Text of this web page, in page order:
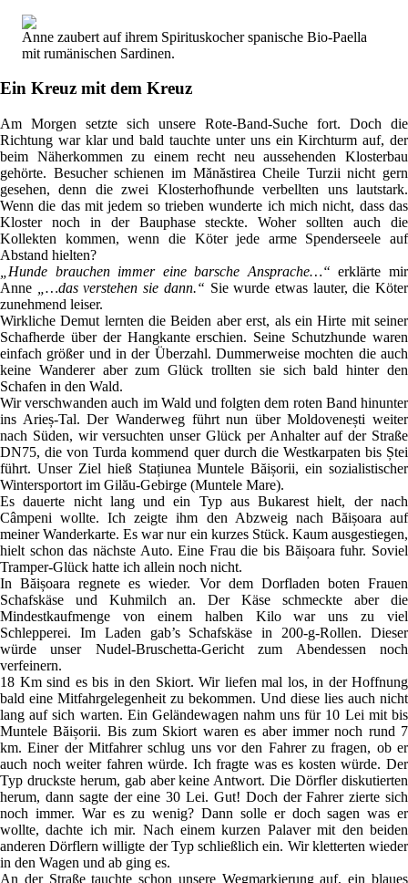
Anne zaubert auf ihrem Spirituskocher spanische Bio-Paella
mit rumänischen Sardinen.
Ein Kreuz mit dem Kreuz
Am Morgen setzte sich unsere Rote-Band-Suche fort. Doch die
Richtung war klar und bald tauchte unter uns ein Kirchturm auf, der
beim Näherkommen zu einem recht neu aussehenden Klosterbau
gehörte. Besucher schienen im Mănăstirea Cheile Turzii nicht gern
gesehen, denn die zwei Klosterhofhunde verbellten uns lautstark.
Wenn die das mit jedem so trieben wunderte ich mich nicht, dass das
Kloster noch in der Bauphase steckte. Woher sollten auch die
Kollekten kommen, wenn die Köter jede arme Spenderseele auf
Abstand hielten?
„Hunde brauchen immer eine barsche Ansprache…“ erklärte mir
Anne
„…das verstehen sie dann.“ Sie wurde etwas lauter, die Köter
zunehmend leiser.
Wirkliche Demut lernten die Beiden aber erst, als ein Hirte mit seiner
Schafherde über der Hangkante erschien. Seine Schutzhunde waren
einfach größer und in der Überzahl. Dummerweise mochten die auch
keine Wanderer aber zum Glück trollten sie sich bald hinter den
Schafen in den Wald.
Wir verschwanden auch im Wald und folgten dem roten Band hinunter
ins Arieș-Tal. Der Wanderweg führt nun über Moldovenești weiter
nach Süden, wir versuchten unser Glück per Anhalter auf der Straße
DN75, die von Turda kommend quer durch die Westkarpaten bis Ștei
führt. Unser Ziel hieß Stațiunea Muntele Băișorii, ein sozialistischer
Wintersportort im Gilău-Gebirge (Muntele Mare).
Es dauerte nicht lang und ein Typ aus Bukarest hielt, der nach
Câmpeni wollte. Ich zeigte ihm den Abzweig nach Băișoara auf
meiner Wanderkarte. Es war nur ein kurzes Stück. Kaum ausgestiegen,
hielt schon das nächste Auto. Eine Frau die bis Băișoara fuhr. Soviel
Tramper-Glück hatte ich allein noch nicht.
In Băișoara regnete es wieder. Vor dem Dorfladen boten Frauen
Schafskäse und Kuhmilch an. Der Käse schmeckte aber die
Mindestkaufmenge von einem halben Kilo war uns zu viel
Schlepperei. Im Laden gab’s Schafskäse in 200-g-Rollen. Dieser
würde unser Nudel-Bruschetta-Gericht zum Abendessen noch
verfeinern.
18 Km sind es bis in den Skiort. Wir liefen mal los, in der Hoffnung
bald eine Mitfahrgelegenheit zu bekommen. Und diese lies auch nicht
lang auf sich warten. Ein Geländewagen nahm uns für 10 Lei mit bis
Muntele Băișorii. Bis zum Skiort waren es aber immer noch rund 7
km. Einer der Mitfahrer schlug uns vor den Fahrer zu fragen, ob er
auch noch weiter fahren würde. Ich fragte was es kosten würde. Der
Typ druckste herum, gab aber keine Antwort. Die Dörfler diskutierten
herum, dann sagte der eine 30 Lei. Gut! Doch der Fahrer zierte sich
noch immer. War es zu wenig? Dann solle er doch sagen was er
wollte, dachte ich mir. Nach einem kurzen Palaver mit den beiden
anderen Dörflern willigte der Typ schließlich ein. Wir kletterten wieder
in den Wagen und ab ging es.
An der Straße tauchte schon unsere Wegmarkierung auf, ein blaues